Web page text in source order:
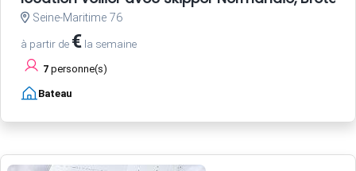
Seine-Maritime 76
à partir de € la semaine
7 personne(s)
Bateau